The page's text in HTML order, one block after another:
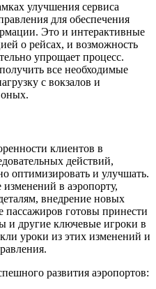
улучшения сервиса
для обеспечения
Это и интерактивные
о рейсах, и возможность
упрощает процесс.
все необходимые
с вокзалов и
оных.
клиентов в
действий,
оптимизировать и улучшать.
в аэропорту,
внедрение новых
пассажиров готовы принести
и другие ключевые игроки в
уроки из этих изменений и
развития аэропортов: